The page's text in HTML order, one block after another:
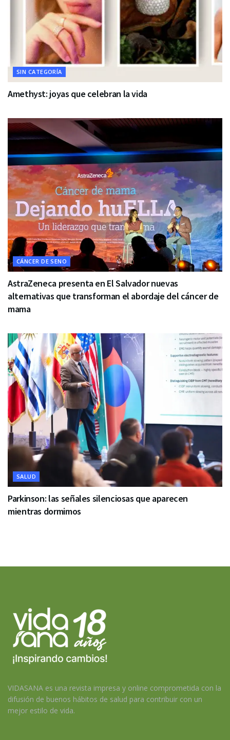
SIN CATEGORÍA
Amethyst: joyas que celebran la vida
CÁNCER DE SENO
AstraZeneca presenta en El Salvador nuevas
alternativas que transforman el abordaje del cáncer de
mama
SALUD
Parkinson: las señales silenciosas que aparecen
mientras dormimos
VIDASANA es una revista impresa y online comprometida con la
difusión de buenos hábitos de salud para contribuir con un
mejor estilo de vida.